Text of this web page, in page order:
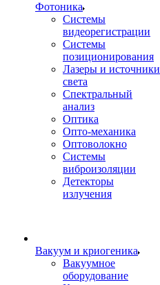
Фотоника
Cистемы
видеорегистрации
Системы
позиционирования
Лазеры и источники
света
Спектральный
анализ
Оптика
Опто-механика
Оптоволокно
Системы
виброизоляции
Детекторы
излучения
Вакуум и криогеника
Вакуумное
оборудование